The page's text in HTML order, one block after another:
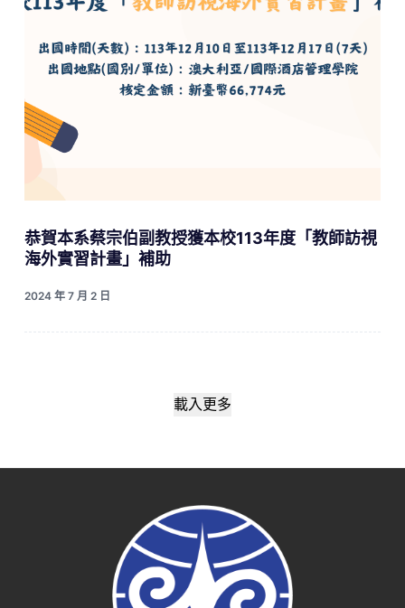
恭賀本系蔡宗伯副教授獲本校113年度「教師訪視
海外實習計畫」補助
2024 年 7 月 2 日
載入更多